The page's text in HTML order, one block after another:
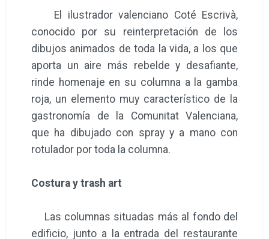
El ilustrador valenciano Coté Escrivà,
conocido por su reinterpretación de los
dibujos animados de toda la vida, a los que
aporta un aire más rebelde y desafiante,
rinde homenaje en su columna a la gamba
roja, un elemento muy característico de la
gastronomía de la Comunitat Valenciana,
que ha dibujado con spray y a mano con
rotulador por toda la columna.
Costura y trash art
Las columnas situadas más al fondo del
edificio, junto a la entrada del restaurante